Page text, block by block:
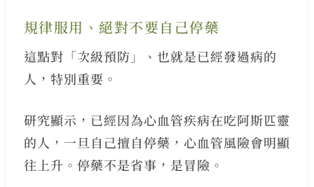
規律服用、絕對不要自己停藥
這點對「次級預防」、也就是已經發過病的
人，特別重要。
研究顯示，已經因為心血管疾病在吃阿斯匹靈
的人，一旦自己擅自停藥，心血管風險會明顯
往上升。停藥不是省事，是冒險。